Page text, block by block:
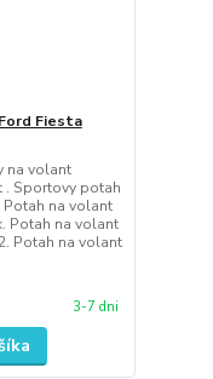
Fiesta
na volant
. Sportovy potah
na volant
Potah na volant
Potah na volant
3-7 dni